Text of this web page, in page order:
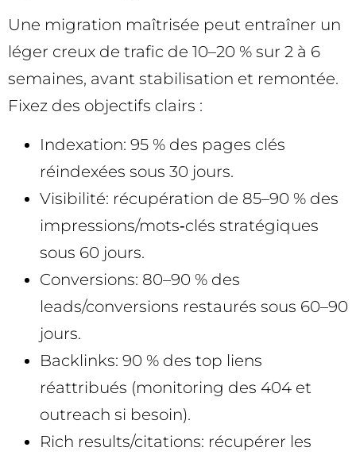
Une migration maîtrisée peut entraîner un
léger creux de trafic de 10–20 % sur 2 à 6
semaines, avant stabilisation et remontée.
Fixez des objectifs clairs :
Indexation: 95 % des pages clés
réindexées sous 30 jours.
Visibilité: récupération de 85–90 % des
impressions/mots‑clés stratégiques
sous 60 jours.
Conversions: 80–90 % des
leads/conversions restaurés sous 60–90
jours.
Backlinks: 90 % des top liens
réattribués (monitoring des 404 et
outreach si besoin).
Rich results/citations: récupérer les